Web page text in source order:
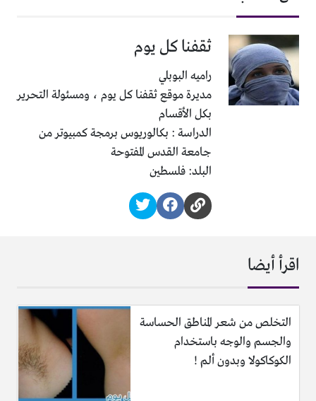
ثقفنا كل يوم
راميه البوبلي
مديرة موقع ثقفنا كل يوم ، ومسئولة التحرير
بكل الأقسام
الدراسة : بكالوريوس برمجة كمبيوتر من
جامعة القدس المفتوحة
البلد: فلسطين
اقرأ أيضا
التخلص من شعر المناطق الحساسة
والجسم والوجه باستخدام
الكوكاكولا وبدون ألم !